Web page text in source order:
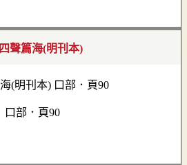
四聲篇海(明刊本)
口部．頁90